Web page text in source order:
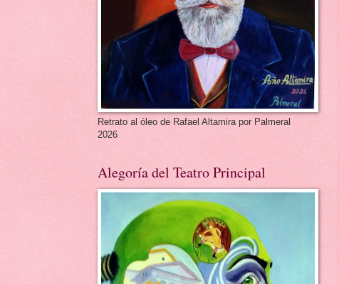
Retrato al óleo de Rafael Altamira por Palmeral
2026
Alegoría del Teatro Principal